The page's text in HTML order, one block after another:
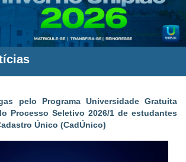
pelo Programa Universidade Gratuita
Processo Seletivo 2026/1 de estudantes
Único (CadÚnico)